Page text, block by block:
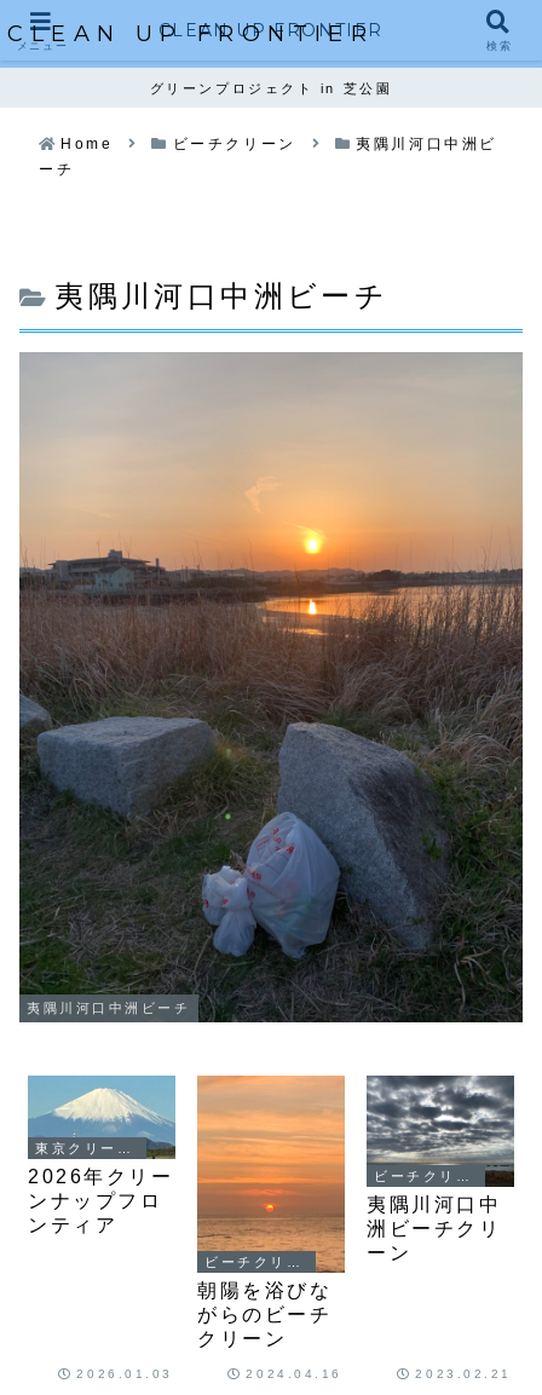
CLEAN UP FRONTIER
グリーンプロジェクト in 芝公園
Home ビーチクリーン
夷隅川河口中洲ビ
ーチ
夷隅川河口中洲ビーチ
夷隅川河口中洲ビーチ
2026年クリー
ンナップフロ
ンティア
2026.01.03
朝陽を浴びな
がらのビーチ
クリーン
2024.04.16
夷隅川河口中
洲ビーチクリ
ーン
2023.02.21
メニュー
CLEAN UP FRONTIER
検索